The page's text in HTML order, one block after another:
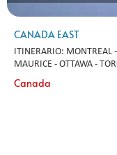
CANADA EAST
ITINERARIO: MONTREAL
MAURICE - OTTAWA -
Canada